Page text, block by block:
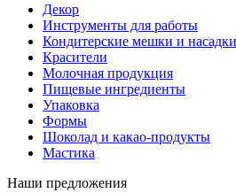
Декор
Инструменты для работы
Кондитерские мешки и насадки
Красители
Молочная продукция
Пищевые ингредиенты
Упаковка
Формы
Шоколад и какао-продукты
Мастика
Наши предложения